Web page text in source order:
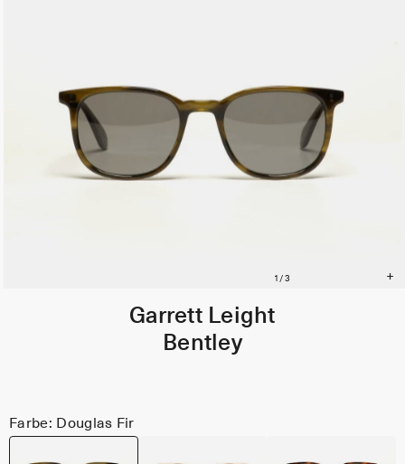
Garrett Leight
Bentley
Farbe: Douglas Fir